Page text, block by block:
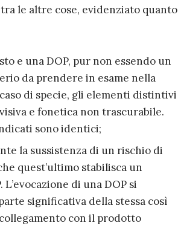
le altre cose, evidenziato quanto
e una DOP, pur non essendo un
da prendere in esame nella
di specie, gli elementi distintivi
e fonetica non trascurabile.
sono identici;
la sussistenza di un rischio di
quest’ultimo stabilisca un
di una DOP si
significativa della stessa così
con il prodotto